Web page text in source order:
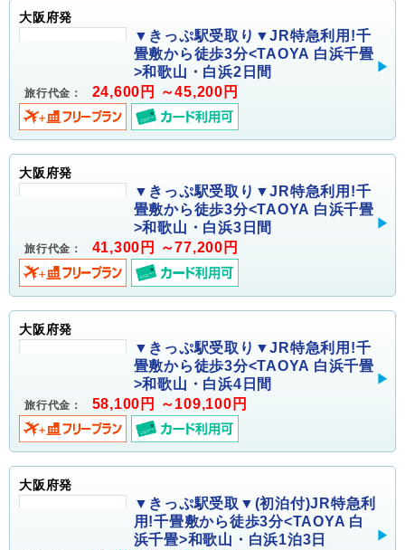
大阪府発
▼きっぷ駅受取り▼JR特急利用!千
畳敷から徒歩3分<TAOYA 白浜千畳
>和歌山・白浜2日間
旅行代金： 24,600円 ～45,200円
大阪府発
▼きっぷ駅受取り▼JR特急利用!千
畳敷から徒歩3分<TAOYA 白浜千畳
>和歌山・白浜3日間
旅行代金： 41,300円 ～77,200円
大阪府発
▼きっぷ駅受取り▼JR特急利用!千
畳敷から徒歩3分<TAOYA 白浜千畳
>和歌山・白浜4日間
旅行代金： 58,100円 ～109,100円
大阪府発
▼きっぷ駅受取▼(初泊付)JR特急利
用!千畳敷から徒歩3分<TAOYA 白
浜千畳>和歌山・白浜1泊3日